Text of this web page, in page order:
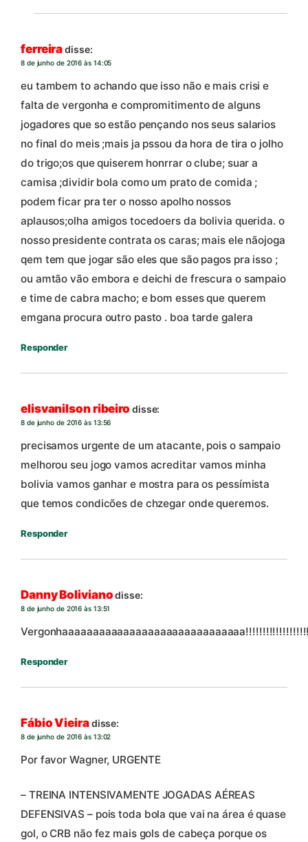
ferreiradisse:
8 de junho de 2016 às 14:05
eu tambem to achando que isso não e mais crisi e
falta de vergonha e compromitimento de alguns
jogadores que so estão pençando nos seus salarios
no final do meis ;mais ja pssou da hora de tira o jolho
do trigo;os que quiserem honrrar o clube; suar a
camisa ;dividir bola como um prato de comida ;
podem ficar pra ter o nosso apolho nossos
aplausos;olha amigos tocedoers da bolivia querida. o
nosso presidente contrata os caras; mais ele nãojoga
qem tem que jogar são eles que são pagos pra isso ;
ou amtão vão embora e deichi de frescura o sampaio
e time de cabra macho; e bom esses que querem
emgana procura outro pasto . boa tarde galera
Responder
elisvanilson ribeiro disse:
8 de junho de 2016 às 13:56
precisamos urgente de um atacante, pois o sampaio
melhorou seu jogo vamos acreditar vamos minha
bolivia vamos ganhar e mostra para os pessímista
que temos condicões de chzegar onde queremos.
Responder
Danny Boliviano disse:
8 de junho de 2016 às 13:51
Responder
Fábio Vieiradisse:
8 de junho de 2016 às 13:02
Por favor Wagner, URGENTE
– TREINA INTENSIVAMENTE JOGADAS AÉREAS
DEFENSIVAS – pois toda bola que vai na área é quase
gol, o CRB não fez mais gols de cabeça porque os